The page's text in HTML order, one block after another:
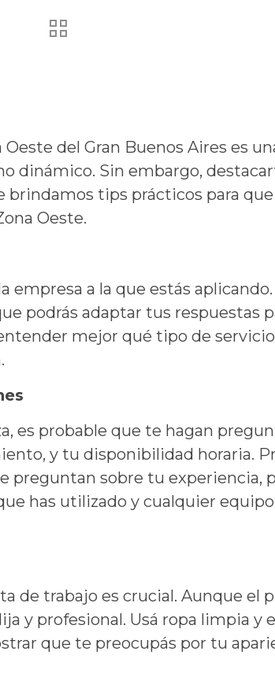
del Gran Buenos Aires es
dinámico. Sin embargo,
brindamos tips prácticos para
Oeste.
a la que estás
podrás adaptar tus respuestas
mejor qué tipo de
es probable que te hagan
y tu disponibilidad horaria.
preguntan sobre tu experiencia,
has utilizado y cualquier
de trabajo es crucial. Aunque el
y profesional. Usá ropa limpia y
que te preocupás por tu